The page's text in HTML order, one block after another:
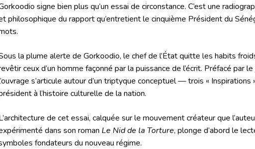
signe bien plus qu’un essai de circonstance. C’est une
philosophique du rapport qu’entretient le cinquième Président du
la plume alerte de Gorkoodio, le chef de l’État quitte les habits
ceux d’un homme façonné par la puissance de l’écrit. Préfacé par
s’articule autour d’un triptyque conceptuel — trois «
à l’histoire culturelle de la nation.
de cet essai, calquée sur le mouvement créateur que
dans son roman Le Nid de la Torture, plonge d’abord le
fondateurs du nouveau régime.